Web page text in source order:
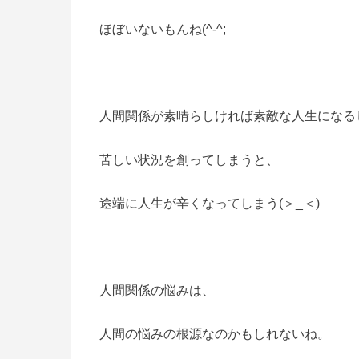
ほぼいないもんね(^-^;
人間関係が素晴らしければ素敵な人生になる
苦しい状況を創ってしまうと、
途端に人生が辛くなってしまう(＞_＜)
人間関係の悩みは、
人間の悩みの根源なのかもしれないね。